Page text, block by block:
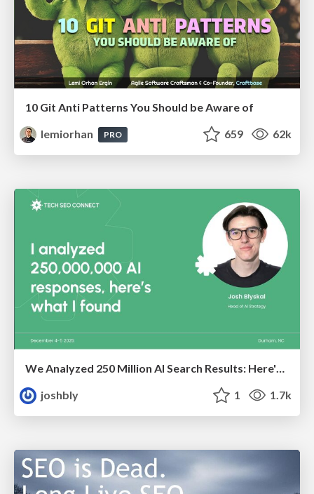
10 Git Anti Patterns You Should be Aware of
lemiorhan
PRO 659 62k
We Analyzed 250 Million AI Search Results: Here's What I Found
joshbly
1 1.7k